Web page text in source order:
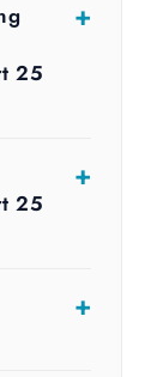
25
25